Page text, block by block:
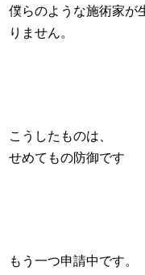
僕らのような施術家が
りません。
こうしたものは、
せめてもの防御です
もう一つ申請中です。